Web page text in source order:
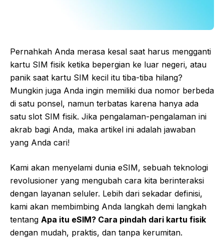
Pernahkah Anda merasa kesal saat harus mengganti
kartu SIM fisik ketika bepergian ke luar negeri, atau
panik saat kartu SIM kecil itu tiba-tiba hilang?
Mungkin juga Anda ingin memiliki dua nomor berbeda
di satu ponsel, namun terbatas karena hanya ada
satu slot SIM fisik. Jika pengalaman-pengalaman ini
akrab bagi Anda, maka artikel ini adalah jawaban
yang Anda cari!
Kami akan menyelami dunia eSIM, sebuah teknologi
revolusioner yang mengubah cara kita berinteraksi
dengan layanan seluler. Lebih dari sekadar definisi,
kami akan membimbing Anda langkah demi langkah
tentang Apa itu eSIM? Cara pindah dari kartu fisik
dengan mudah, praktis, dan tanpa kerumitan.